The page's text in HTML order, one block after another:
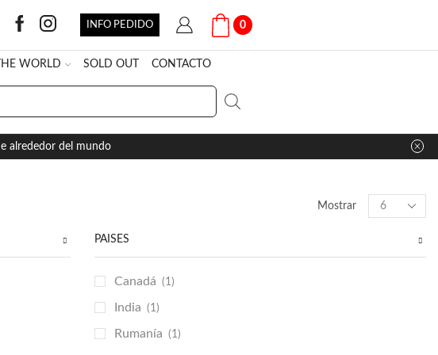
INFO PEDIDO 0
WORLD SOLD OUT CONTACTO
alrededor del mundo
Mostrar
Products
per
PAÍSES
Canadá (1)
India (1)
Rumanía (1)